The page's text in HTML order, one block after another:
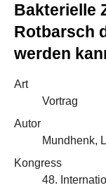
Bakterielle
Rotbarsch
werden
Art
Vortrag
Autor
Mundhenk,
Kongress
48.